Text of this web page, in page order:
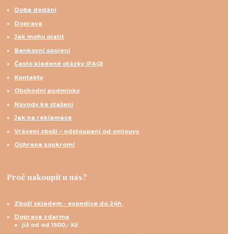
Doba dodání
Doprava
Jak mohu platit
Bankovní spojení
Často kladené otázky (FAQ)
Kontakty
Obchodní podmínky
Návody ke stažení
Jak na reklamace
Vrácení zboží – odstoupení od smlouvy
Ochrana soukromí
Proč nakoupit u nás?
Zboží skladem - expedice do 24h.
Doprava zdarma
již od od 1500,- Kč